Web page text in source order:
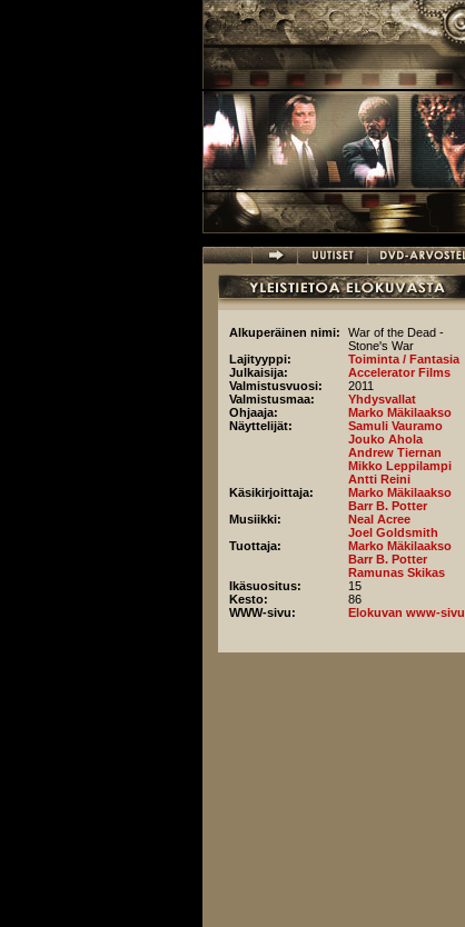
Alkuperäinen nimi:
War of the Dead -
Stone's War
Lajityyppi:
Toiminta / Fantasia
Julkaisija:
Accelerator Films
Valmistusvuosi:
2011
Valmistusmaa:
Yhdysvallat
Ohjaaja:
Marko Mäkilaakso
Näyttelijät:
Samuli Vauramo
Jouko Ahola
Andrew Tiernan
Mikko Leppilampi
Antti Reini
Käsikirjoittaja:
Marko Mäkilaakso
Barr B. Potter
Musiikki:
Neal Acree
Joel Goldsmith
Tuottaja:
Marko Mäkilaakso
Barr B. Potter
Ramunas Skikas
Ikäsuositus:
15
Kesto:
86
WWW-sivu:
Elokuvan www-sivu